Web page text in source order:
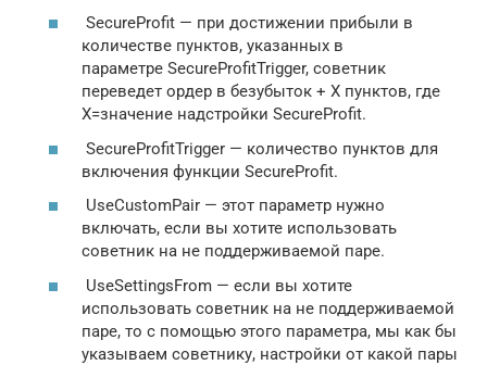
SecureProfit — при достижении прибыли в
количестве пунктов, указанных в
параметре SecureProfitTrigger, советник
переведет ордер в безубыток + Х пунктов, где
Х=значение надстройки SecureProfit.
SecureProfitTrigger — количество пунктов для
включения функции SecureProfit.
UseCustomPair — этот параметр нужно
включать, если вы хотите использовать
советник на не поддерживаемой паре.
UseSettingsFrom — если вы хотите
использовать советник на не поддерживаемой
паре, то с помощью этого параметра, мы как бы
указываем советнику, настройки от какой пары